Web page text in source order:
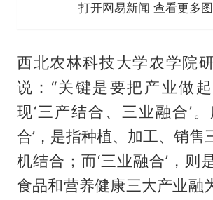
打开网易新闻 查看更多
西北农林科技大学农学院
说：“关键是要把产业做
现‘三产结合、三业融合’
合’，是指种植、加工、销售
机结合；而‘三业融合’，则
食品和营养健康三大产业融